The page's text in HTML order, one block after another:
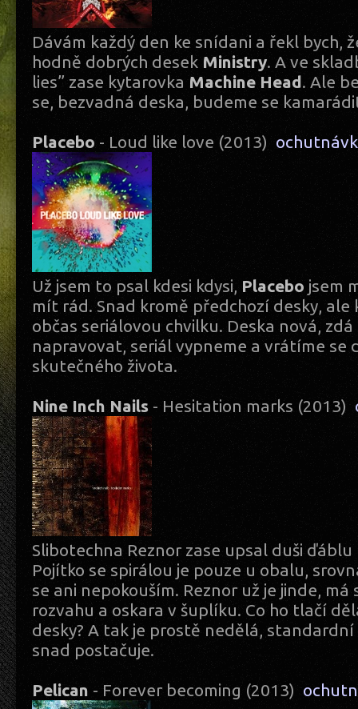
Dávám každý den ke snídani a řekl bych,
hodně dobrých desek Ministry. A ve
lies” zase kytarovka Machine Head. Ale
se, bezvadná deska, budeme se
Placebo - Loud like love (2013)
Už jsem to psal kdesi kdysi, Placebo jsem
mít rád. Snad kromě předchozí desky, ale
občas seriálovou chvilku. Deska nová,
napravovat, seriál vypneme a vrátíme se
skutečného života.
Nine Inch Nails - Hesitation marks (2013)
Slibotechna Reznor zase upsal duši
Pojítko se spirálou je pouze u obalu,
se ani nepokouším. Reznor už je jinde, má
rozvahu a oskara v šuplíku. Co ho tlačí
desky? A tak je prostě nedělá,
snad postačuje.
Pelican - Forever becoming (2013)